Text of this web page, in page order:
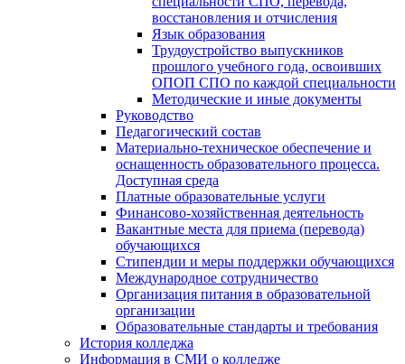
восстановления и отчисления
Язык образования
Трудоустройство выпускников
прошлого учебного года, освоивших
ОПОП СПО по каждой специальности
Методические и иные документы
Руководство
Педагогический состав
Материально-техническое обеспечение и
оснащенность образовательного процесса.
Доступная среда
Платные образовательные услуги
Финансово-хозяйственная деятельность
Вакантные места для приема (перевода)
обучающихся
Стипендии и меры поддержки обучающихся
Международное сотрудничество
Организация питания в образовательной
организации
Образовательные стандарты и требования
История колледжа
Информация в СМИ о колледже